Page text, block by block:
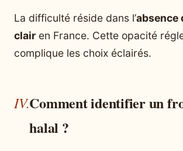
La difficulté réside dans l’absence
clair en France. Cette opacité
complique les choix éclairés.
Comment identifier un
halal ?